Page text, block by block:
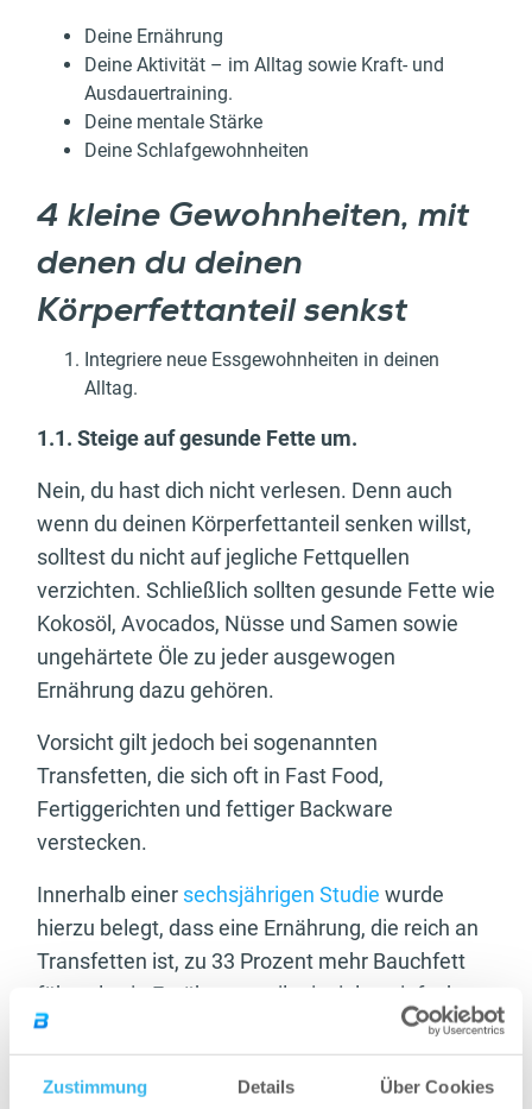
Zustimmung Details Über Cookies
Deine Ernährung
Deine Aktivität – im Alltag sowie Kraft- und
Ausdauertraining.
Deine mentale Stärke
Deine Schlafgewohnheiten
4 kleine Gewohnheiten, mit
denen du deinen
Körperfettanteil senkst
Integriere neue Essgewohnheiten in deinen
Alltag.
1.1. Steige auf gesunde Fette um.
Nein, du hast dich nicht verlesen. Denn auch
wenn du deinen Körperfettanteil senken willst,
solltest du nicht auf jegliche Fettquellen
verzichten. Schließlich sollten gesunde Fette wie
Kokosöl, Avocados, Nüsse und Samen sowie
ungehärtete Öle zu jeder ausgewogen
Ernährung dazu gehören.
Vorsicht gilt jedoch bei sogenannten
Transfetten, die sich oft in Fast Food,
Fertiggerichten und fettiger Backware
verstecken.
Innerhalb einer sechsjährigen Studie wurde
hierzu belegt, dass eine Ernährung, die reich an
Transfetten ist, zu 33 Prozent mehr Bauchfett
führt als ein Ernährungsstil mit vielen einfachen,
ungesättigten Fetten. Es lohnt sich also, den
aktuellen Speiseplan noch einmal genauer unter
die Lupe zu nehmen und die ein oder andere